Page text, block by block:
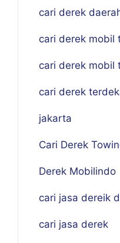
cari derek
cari derek mobil
cari derek mobil
cari derek
jakarta
Cari Derek
Derek Mobilindo
cari jasa dereik
cari jasa derek